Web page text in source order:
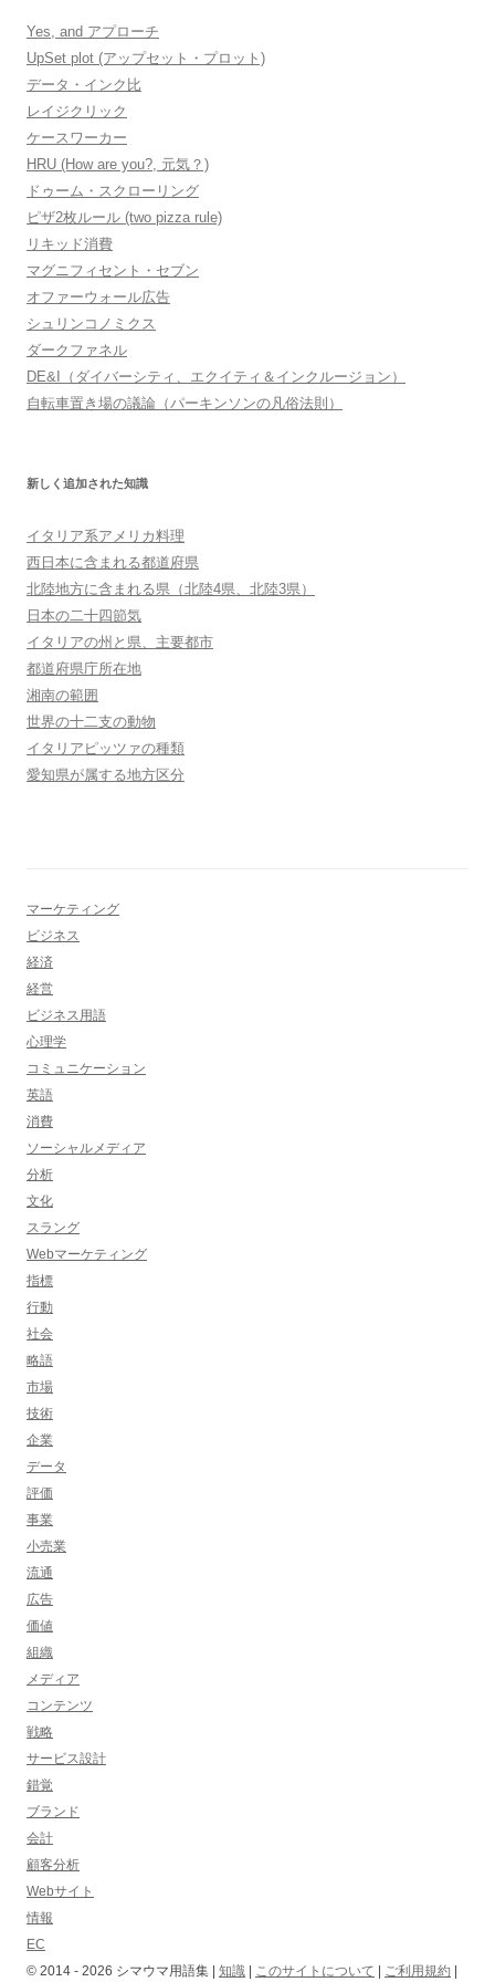
Yes, and アプローチ
UpSet plot (アップセット・プロット)
データ・インク比
レイジクリック
ケースワーカー
HRU (How are you?, 元気？)
ドゥーム・スクローリング
ピザ2枚ルール (two pizza rule)
リキッド消費
マグニフィセント・セブン
オファーウォール広告
シュリンコノミクス
ダークファネル
DE&I（ダイバーシティ、エクイティ＆インクルージョン）
自転車置き場の議論（パーキンソンの凡俗法則）
新しく追加された知識
イタリア系アメリカ料理
西日本に含まれる都道府県
北陸地方に含まれる県（北陸4県、北陸3県）
日本の二十四節気
イタリアの州と県、主要都市
都道府県庁所在地
湘南の範囲
世界の十二支の動物
イタリアピッツァの種類
愛知県が属する地方区分
マーケティング
ビジネス
経済
経営
ビジネス用語
心理学
コミュニケーション
英語
消費
ソーシャルメディア
分析
文化
スラング
Webマーケティング
指標
行動
社会
略語
市場
技術
企業
データ
評価
事業
小売業
流通
広告
価値
組織
メディア
コンテンツ
戦略
サービス設計
錯覚
ブランド
会計
顧客分析
Webサイト
情報
EC
© 2014 - 2026 シマウマ用語集 | 知識 このサイトについて ご利用規約